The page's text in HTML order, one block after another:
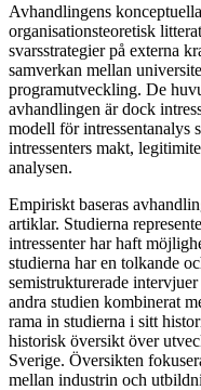
Avhandlingens
organisationsteoretisk
svarsstrategier på externa
samverkan mellan
programutveckling. De
avhandlingen är dock
modell för intressentanalys
intressenters makt,
analysen.
Empiriskt baseras
artiklar. Studierna
intressenter har haft
studierna har en tolkande
semistrukturerade
andra studien kombinerat
rama in studierna i sitt
historisk översikt över
Sverige. Översikten
mellan industrin och